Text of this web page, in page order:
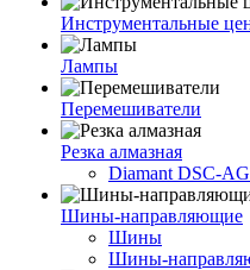
Инструментальные
Лампы
Перемешиватели
Резка алмазная
Diamant DSC-AG
Шины-направляющие
Шины
Шины-